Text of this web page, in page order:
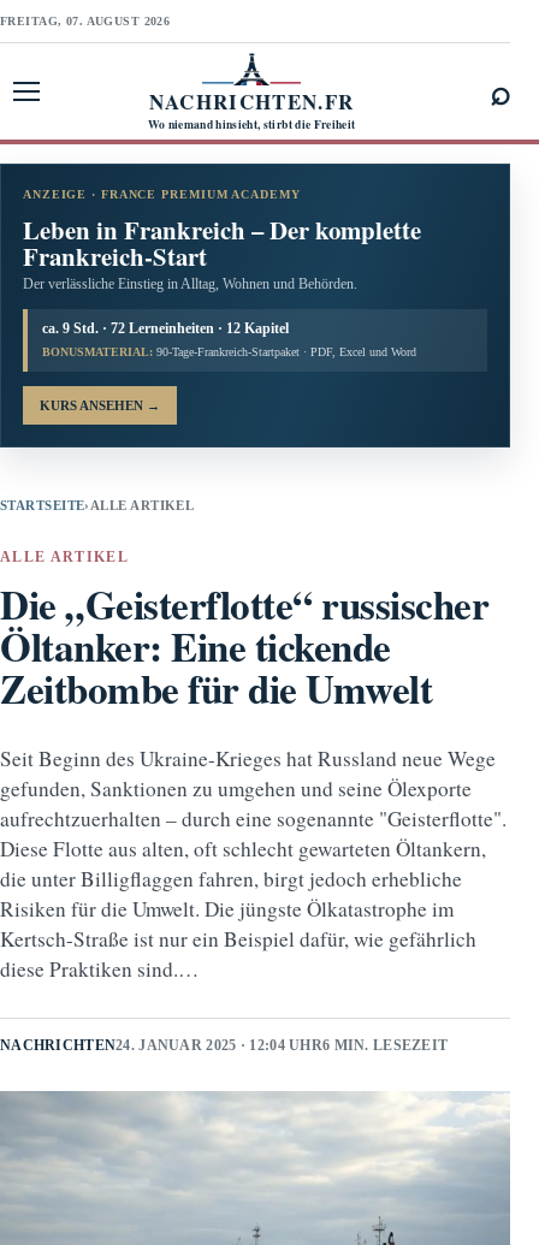
FREITAG, 07. AUGUST 2026
NACHRICHTEN.FR
Wo niemand hinsieht, stirbt die Freiheit
⌕
ANZEIGE · FRANCE PREMIUM ACADEMY
Leben in Frankreich – Der komplette
Frankreich-Start
Der verlässliche Einstieg in Alltag, Wohnen und Behörden.
ca. 9 Std. · 72 Lerneinheiten · 12 Kapitel
BONUSMATERIAL: 90-Tage-Frankreich-Startpaket · PDF, Excel und Word
KURS ANSEHEN →
STARTSEITE› ALLE ARTIKEL
ALLE ARTIKEL
Die „Geisterflotte“ russischer
Öltanker: Eine tickende
Zeitbombe für die Umwelt
Seit Beginn des Ukraine-Krieges hat Russland neue Wege
gefunden, Sanktionen zu umgehen und seine Ölexporte
aufrechtzuerhalten – durch eine sogenannte "Geisterflotte".
Diese Flotte aus alten, oft schlecht gewarteten Öltankern,
die unter Billigflaggen fahren, birgt jedoch erhebliche
Risiken für die Umwelt. Die jüngste Ölkatastrophe im
Kertsch-Straße ist nur ein Beispiel dafür, wie gefährlich
diese Praktiken sind.…
NACHRICHTEN24. JANUAR 2025 · 12:04 UHR6 MIN. LESEZEIT